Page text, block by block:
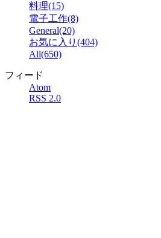
料理(15)
電子工作(8)
General(20)
お気に入り(404)
All(650)
フィード
Atom
RSS 2.0